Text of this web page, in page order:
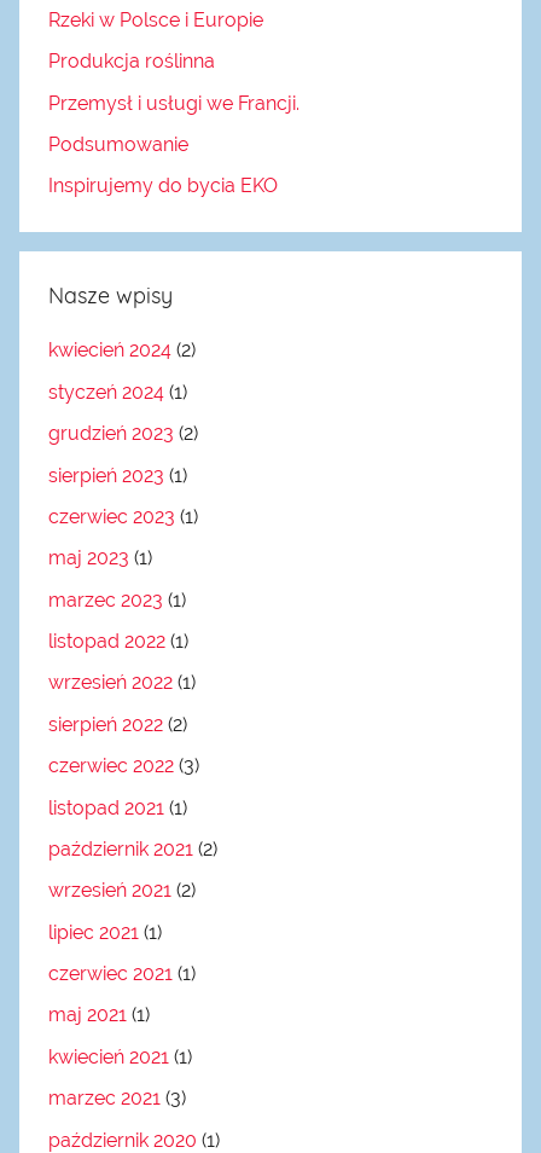
Rzeki w Polsce i Europie
Produkcja roślinna
Przemysł i usługi we Francji.
Podsumowanie
Inspirujemy do bycia EKO
Nasze wpisy
kwiecień 2024 (2)
styczeń 2024 (1)
grudzień 2023 (2)
sierpień 2023 (1)
czerwiec 2023 (1)
maj 2023 (1)
marzec 2023 (1)
listopad 2022 (1)
wrzesień 2022 (1)
sierpień 2022 (2)
czerwiec 2022 (3)
listopad 2021 (1)
październik 2021 (2)
wrzesień 2021 (2)
lipiec 2021 (1)
czerwiec 2021 (1)
maj 2021 (1)
kwiecień 2021 (1)
marzec 2021 (3)
październik 2020 (1)